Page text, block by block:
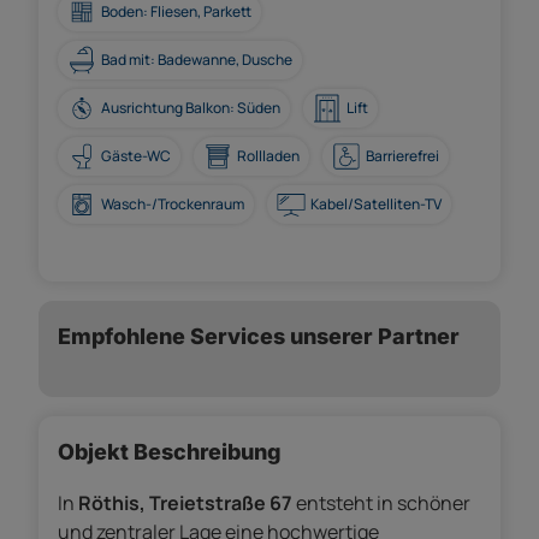
Boden: Fliesen, Parkett
Bad mit: Badewanne, Dusche
Ausrichtung Balkon: Süden Lift
Gäste-WC Rollladen Barrierefrei
Wasch-/Trockenraum Kabel/Satelliten-TV
Empfohlene Services unserer Partner
Objekt Beschreibung
In Röthis, Treietstraße 67entsteht in schöner
und zentraler Lage eine hochwertige